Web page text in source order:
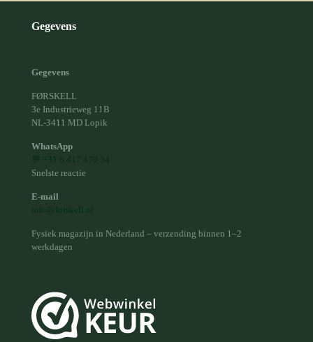
Gegevens
Gegevens
FØRSKELL
3e Industrieweg 11B
NL-3411 MD Lopik
WhatsApp
💬 +31 6 417 470 34
Snelste reactie
E-mail
info@forskell.nl
Fysiek magazijn in Nederland – verzending binnen 1–2
werkdagen